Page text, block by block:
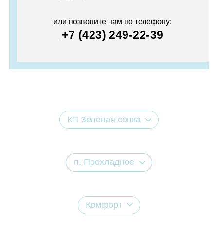
или позвоните нам по телефону:
+7 (423) 249-22-39
КП Зеленая сопка
п. Прохладное
Комфорт